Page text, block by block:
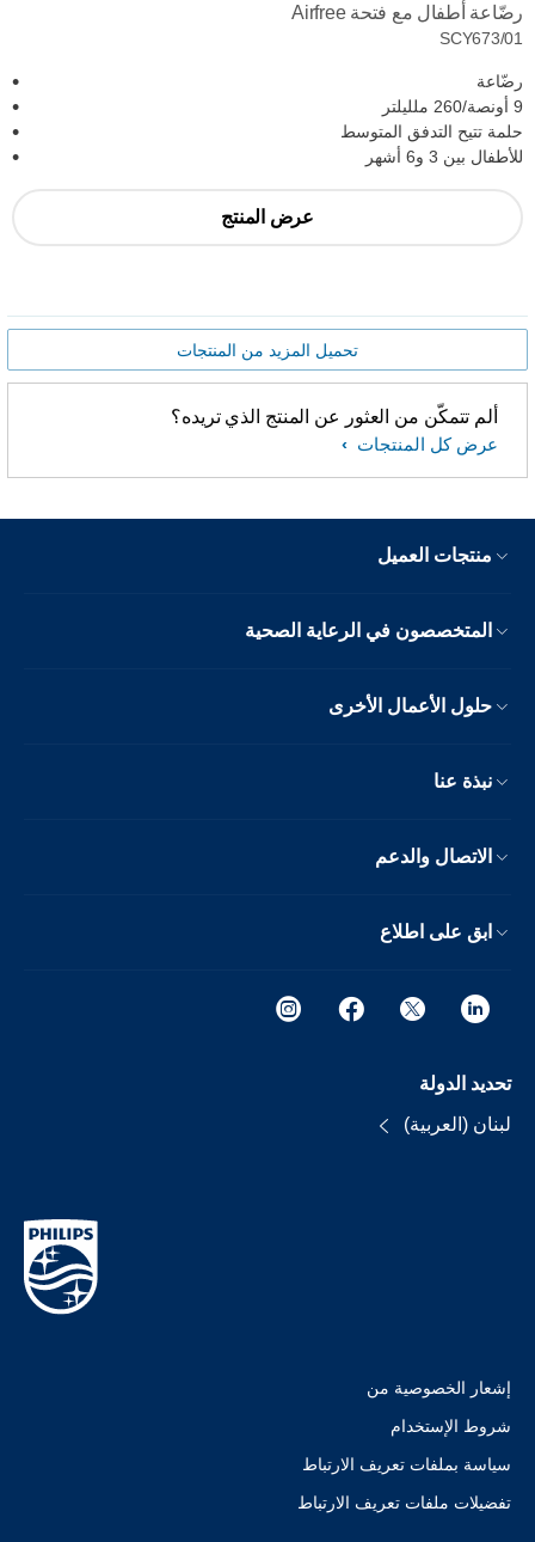
رضّاعة أطفال مع فتحة Airfree
SCY673/01
رضّاعة
9 أونصة/260 ملليلتر
حلمة تتيح التدفق المتوسط
للأطفال بين 3 و6 أشهر
عرض المنتج
تحميل المزيد من المنتجات
ألم تتمكّن من العثور عن المنتج الذي تريده؟
عرض كل المنتجات
منتجات العميل
المتخصصون في الرعاية الصحية
حلول الأعمال الأخرى
نبذة عنا
الاتصال والدعم
ابق على اطلاع
تحديد الدولة
لبنان (العربية)
إشعار الخصوصية من
شروط الإستخدام
سياسة بملفات تعريف الارتباط
تفضيلات ملفات تعريف الارتباط